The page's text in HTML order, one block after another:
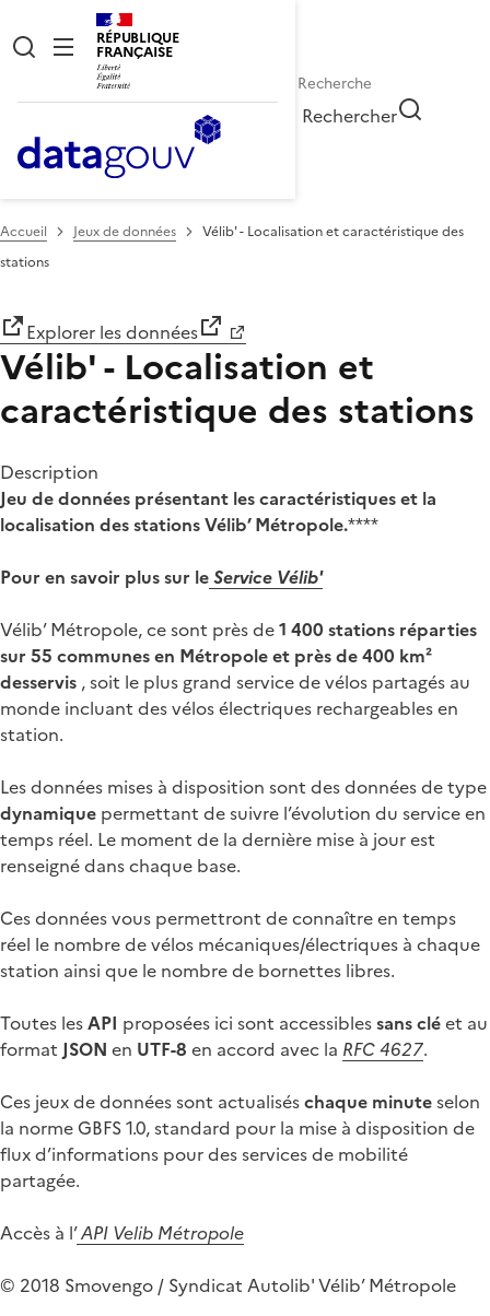
RÉPUBLIQUE
FRANÇAISE
Rechercher
Accueil Jeux de données
Vélib' - Localisation et caractéristique des
stations
Explorer les données
Vélib' - Localisation et
caractéristique des stations
Description
Jeu de données présentant les caractéristiques et la
localisation des stations Vélib’ Métropole.****
Pour en savoir plus sur leService Vélib'
Vélib’ Métropole, ce sont près de1 400 stations réparties
sur 55 communes en Métropole et près de 400 km²
desservis , soit le plus grand service de vélos partagés au
monde incluant des vélos électriques rechargeables en
station.
Les données mises à disposition sont des données de type
dynamique permettant de suivre l’évolution du service en
temps réel. Le moment de la dernière mise à jour est
renseigné dans chaque base.
Ces données vous permettront de connaître en temps
réel le nombre de vélos mécaniques/électriques à chaque
station ainsi que le nombre de bornettes libres.
Toutes lesAPI proposées ici sont accessiblessans cléet au
format JSON en UTF-8 en accord avec la RFC 4627.
Ces jeux de données sont actualiséschaque minuteselon
la norme GBFS 1.0, standard pour la mise à disposition de
flux d’informations pour des services de mobilité
partagée.
Accès à l’API Velib Métropole
© 2018 Smovengo / Syndicat Autolib' Vélib’ Métropole